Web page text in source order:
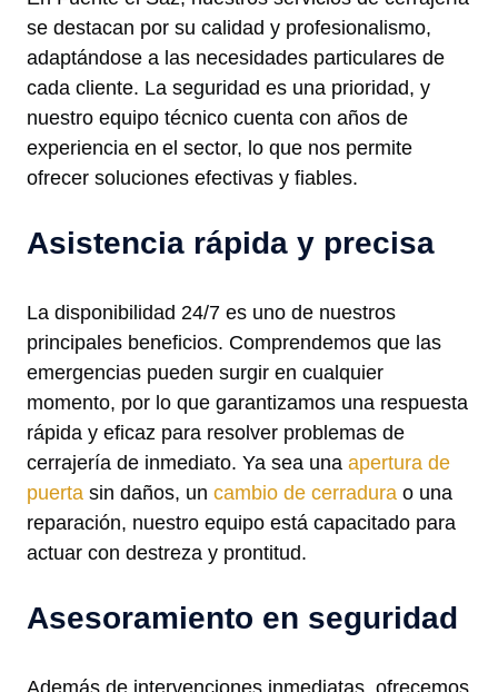
se destacan por su calidad y profesionalismo,
adaptándose a las necesidades particulares de
cada cliente. La seguridad es una prioridad, y
nuestro equipo técnico cuenta con años de
experiencia en el sector, lo que nos permite
ofrecer soluciones efectivas y fiables.
Asistencia rápida y precisa
La disponibilidad 24/7 es uno de nuestros
principales beneficios. Comprendemos que las
emergencias pueden surgir en cualquier
momento, por lo que garantizamos una respuesta
rápida y eficaz para resolver problemas de
cerrajería de inmediato. Ya sea una apertura de
puerta sin daños, un cambio de cerradura o una
reparación, nuestro equipo está capacitado para
actuar con destreza y prontitud.
Asesoramiento en seguridad